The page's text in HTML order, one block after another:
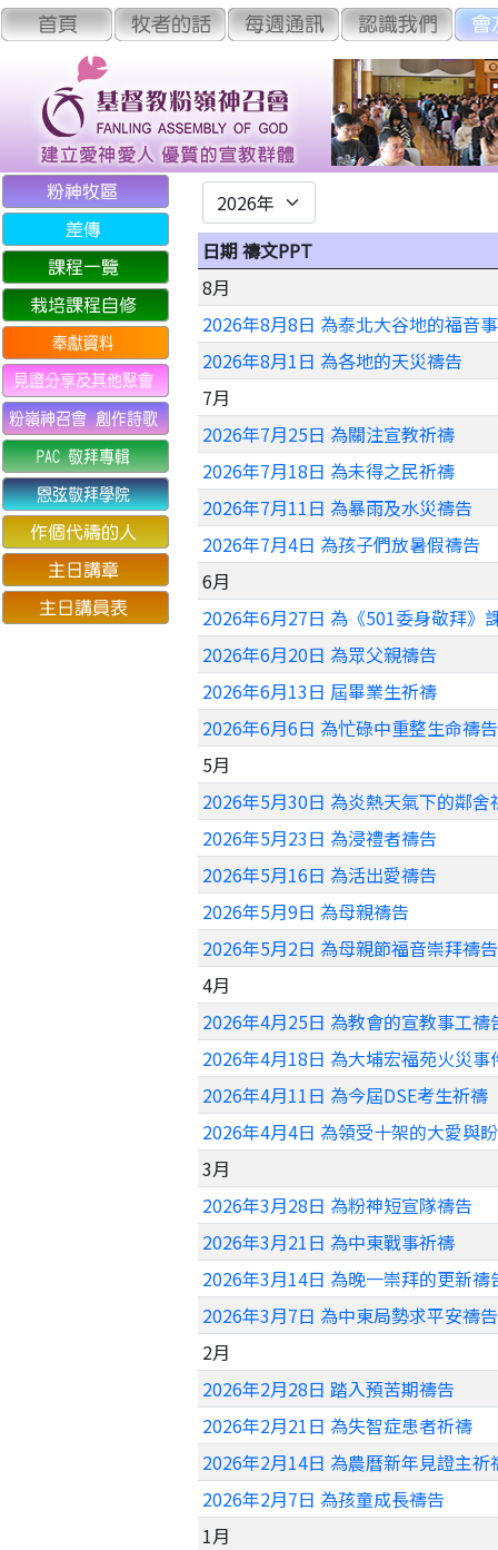
日期 禱文PPT
8月
2026年8月8日 為泰北大谷地的福音
2026年8月1日 為各地的天災禱告
7月
2026年7月25日 為關注宣教祈禱
2026年7月18日 為未得之民祈禱
2026年7月11日 為暴雨及水災禱告
2026年7月4日 為孩子們放暑假禱告
6月
2026年6月27日 為《501委身敬拜》
2026年6月20日 為眾父親禱告
2026年6月13日 屆畢業生祈禱
2026年6月6日 為忙碌中重整生命禱告
5月
2026年5月30日 為炎熱天氣下的鄰舍
2026年5月23日 為浸禮者禱告
2026年5月16日 為活出愛禱告
2026年5月9日 為母親禱告
2026年5月2日 為母親節福音崇拜禱告
4月
2026年4月25日 為教會的宣教事工禱
2026年4月18日 為大埔宏福苑火災事
2026年4月11日 為今屆DSE考生祈禱
2026年4月4日 為領受十架的大愛與
3月
2026年3月28日 為粉神短宣隊禱告
2026年3月21日 為中東戰事祈禱
2026年3月14日 為晚一崇拜的更新禱
2026年3月7日 為中東局勢求平安禱告
2月
2026年2月28日 踏入預苦期禱告
2026年2月21日 為失智症患者祈禱
2026年2月14日 為農曆新年見證主祈
2026年2月7日 為孩童成長禱告
1月